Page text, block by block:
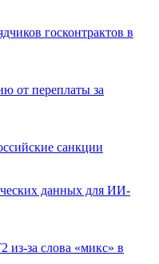
госконтрактов в
от переплаты за
санкции
данных для ИИ-
из-за слова «микс» в